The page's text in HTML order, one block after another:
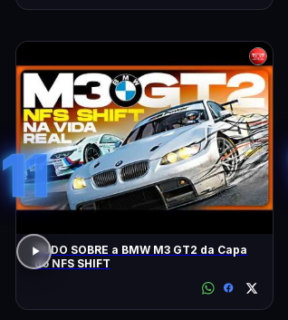
11
TUDO SOBRE a BMW M3 GT2 da Capa
do NFS SHIFT